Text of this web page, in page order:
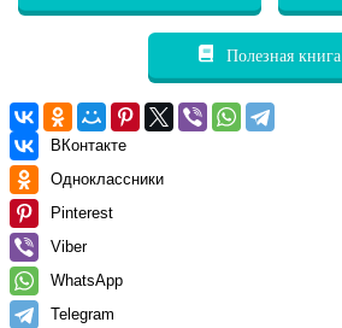
Полезная книга
ВКонтакте
Одноклассники
Pinterest
Viber
WhatsApp
Telegram